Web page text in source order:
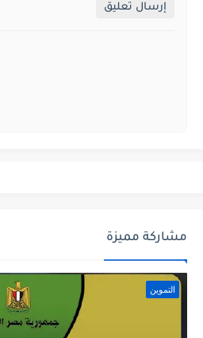
إرسال تعليق
مشاركة مميزة
التموين